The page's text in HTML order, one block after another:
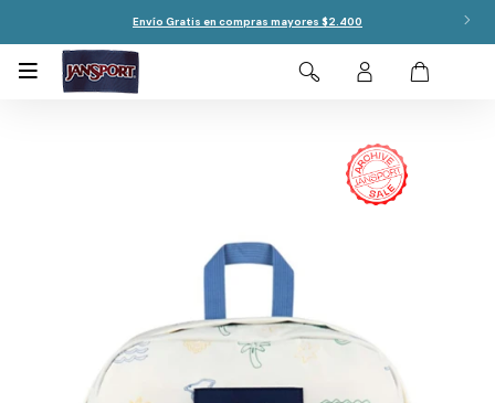
Envío Gratis en compras mayores $2.400
